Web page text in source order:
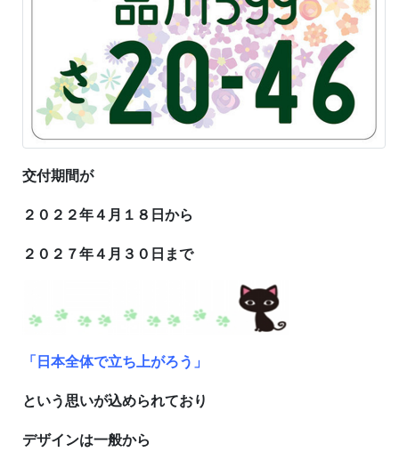
交付期間が
２０２２年４月１８日から
２０２７年４月３０日まで
「日本全体で立ち上がろう」
という思いが込められており
デザインは一般から